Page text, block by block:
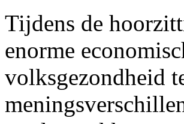
Tijdens de
enorme
volksgezondheid